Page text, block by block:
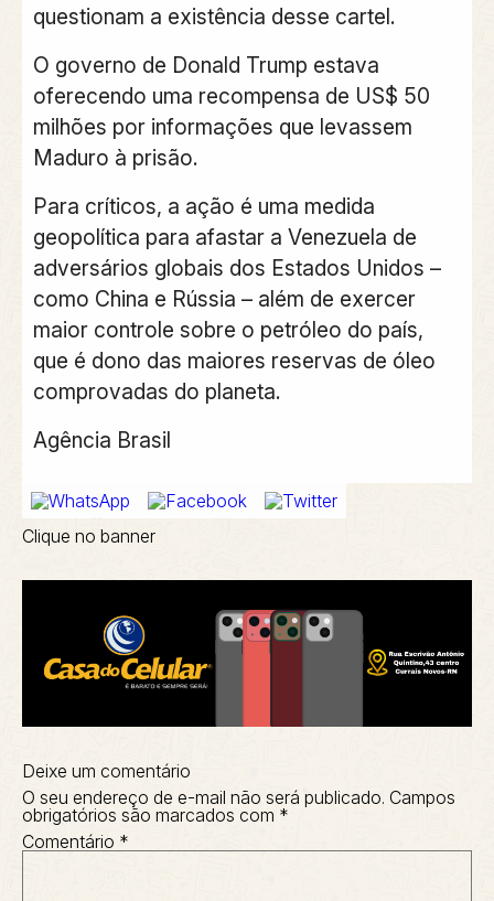
questionam a existência desse cartel.
O governo de Donald Trump estava
oferecendo uma recompensa de US$ 50
milhões por informações que levassem
Maduro à prisão.
Para críticos, a ação é uma medida
geopolítica para afastar a Venezuela de
adversários globais dos Estados Unidos –
como China e Rússia – além de exercer
maior controle sobre o petróleo do país,
que é dono das maiores reservas de óleo
comprovadas do planeta.
Agência Brasil
Clique no banner
Deixe um comentário
O seu endereço de e-mail não será publicado. Campos
obrigatórios são marcados com *
Comentário *